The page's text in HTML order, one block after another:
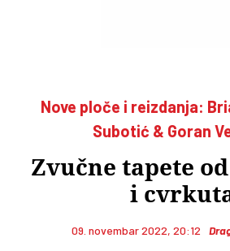
Nove ploče i reizdanja:
Subotić & Goran
Zvučne tapete
i
09. novembar 2022, 20:12